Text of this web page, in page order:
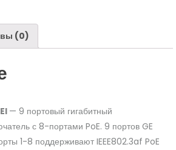
(0)
— 9 портовый гигабитный
с 8-портами PoE. 9 портов GE
1-8 поддерживают IEEE802.3af PoE